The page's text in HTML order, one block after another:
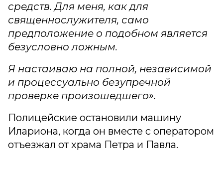
средств. Для меня, как для
священнослужителя, само
предположение о подобном является
безусловно ложным.
Я настаиваю на полной, независимой
и процессуально безупречной
проверке произошедшего».
Полицейские остановили машину
Илариона, когда он вместе с оператором
отъезжал от храма Петра и Павла.